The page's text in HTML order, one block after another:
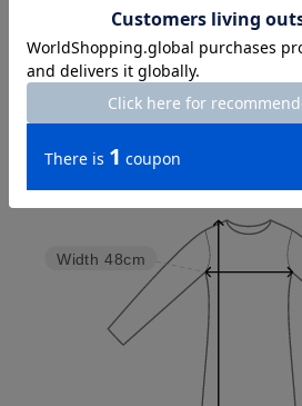
Check the recommended size
Try this item on
Width 48cm